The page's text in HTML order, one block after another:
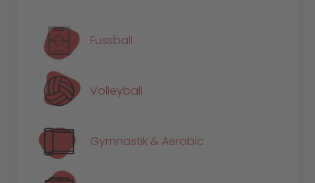
Fussball
Volleyball
Gymnastik & Aerobic